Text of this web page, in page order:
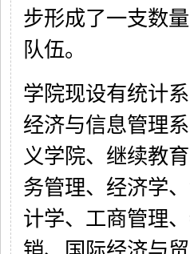
步形成了一支数
队伍。
学院现设有统计
经济与信息管理
义学院、继续教
务管理、经济学
计学、工商管理